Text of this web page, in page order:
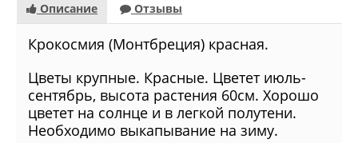
Описание Отзывы
Крокосмия (Монтбреция) красная.
Цветы крупные. Красные. Цветет июль-
сентябрь, высота растения 60см. Хорошо
цветет на солнце и в легкой полутени.
Необходимо выкапывание на зиму.